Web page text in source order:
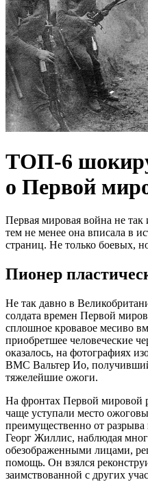
ТОП-6
о Первой
Первая мировая война не так
тем не менее она вписала в
страниц. Не только боевых,
Пионер
Не так давно в
солдата времен Первой
сплошное кровавое месиво
приобретшее человеческие
оказалось, на фотографиях
ВМС Вальтер Ио,
тяжелейшие ожоги.
На фронтах Первой мировой
чаще уступали место
преимущественно от
Георг Жиллис, наблюдая
обезображенными лицами,
помощь. Он взялся
заимствованной с других